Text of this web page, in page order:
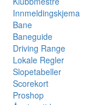
Innmeldingskjema
Bane
Baneguide
Driving Range
Lokale Regler
Slopetabeller
Scorekort
Proshop